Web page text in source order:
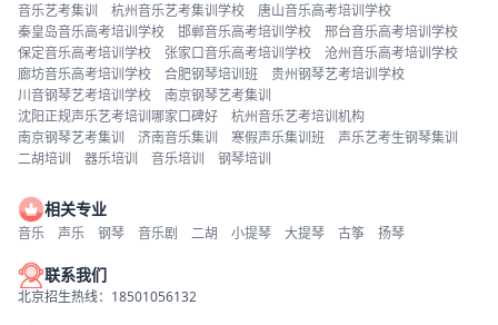
音乐艺考集训 杭州音乐艺考集训学校
唐山音乐高考培训学校
秦皇岛音乐高考培训学校
邯郸音乐高考培训学校
邢台音乐高考培训学校
保定音乐高考培训学校
张家口音乐高考培训学校
沧州音乐高考培训学校
廊坊音乐高考培训学校
合肥钢琴培训班
贵州钢琴艺考培训学校
川音钢琴艺考培训学校
南京钢琴艺考集训
沈阳正规声乐艺考培训哪家口碑好
杭州音乐艺考培训机构
南京钢琴艺考集训
济南音乐集训 寒假声乐集训班
声乐艺考生钢琴集训
二胡培训
器乐培训 音乐培训 钢琴培训
相关专业
音乐 声乐 钢琴 音乐剧 二胡 小提琴 大提琴 古筝 扬琴
联系我们
北京招生热线：18501056132